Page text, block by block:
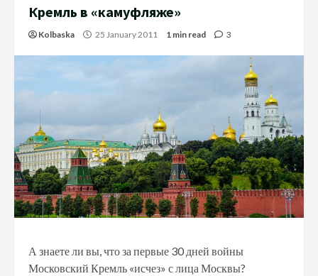
Кремль в «камуфляже»
Kolbaska 25 January 2011 1 min read 3
А знаете ли вы, что за первые 30 дней войны
Московский Кремль «исчез» с лица Москвы?